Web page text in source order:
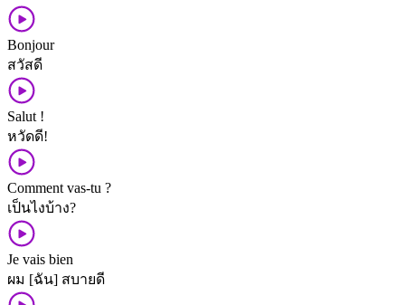
Bonjour
สวัสดี
Salut !
หวัดดี!
Comment vas-tu ?
เป็น​ไง​บ้าง?
Je vais bien
ผม [ฉัน] สบายดี